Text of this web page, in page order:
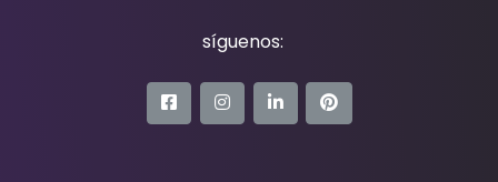
síguenos: